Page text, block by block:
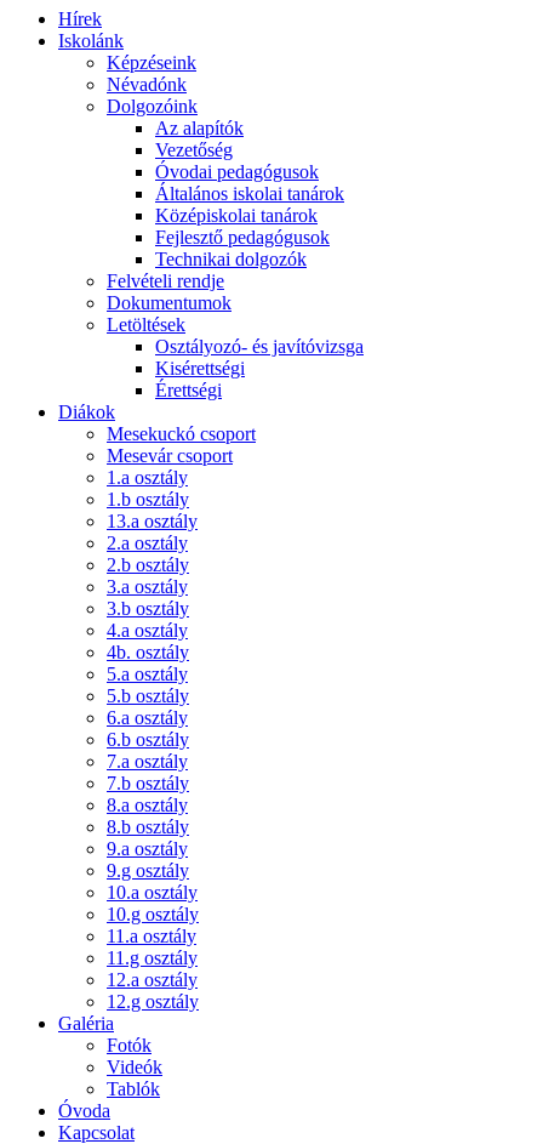
Hírek
Iskolánk
Képzéseink
Névadónk
Dolgozóink
Az alapítók
Vezetőség
Óvodai pedagógusok
Általános iskolai tanárok
Középiskolai tanárok
Fejlesztő pedagógusok
Technikai dolgozók
Felvételi rendje
Dokumentumok
Letöltések
Osztályozó- és javítóvizsga
Kisérettségi
Érettségi
Diákok
Mesekuckó csoport
Mesevár csoport
1.a osztály
1.b osztály
13.a osztály
2.a osztály
2.b osztály
3.a osztály
3.b osztály
4.a osztály
4b. osztály
5.a osztály
5.b osztály
6.a osztály
6.b osztály
7.a osztály
7.b osztály
8.a osztály
8.b osztály
9.a osztály
9.g osztály
10.a osztály
10.g osztály
11.a osztály
11.g osztály
12.a osztály
12.g osztály
Galéria
Fotók
Videók
Tablók
Óvoda
Kapcsolat